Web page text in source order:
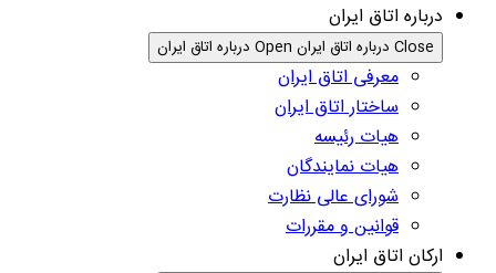
درباره اتاق ایران
Close درباره اتاق ایران Open درباره اتاق ایران
معرفی اتاق ایران
ساختار اتاق ایران
هیات رئیسه
هیات نمایندگان
شورای عالی نظارت
قوانین و مقررات
ارکان اتاق ایران